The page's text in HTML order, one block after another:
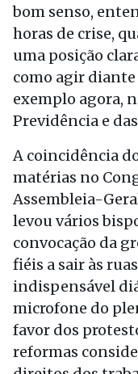
bom senso,
horas de crise,
uma posição
como agir
exemplo agora,
Previdência e
A coincidência
matérias no
Assembleia-
levou vários
convocação da
fiéis a sair às
indispensável
microfone do
favor dos
reformas